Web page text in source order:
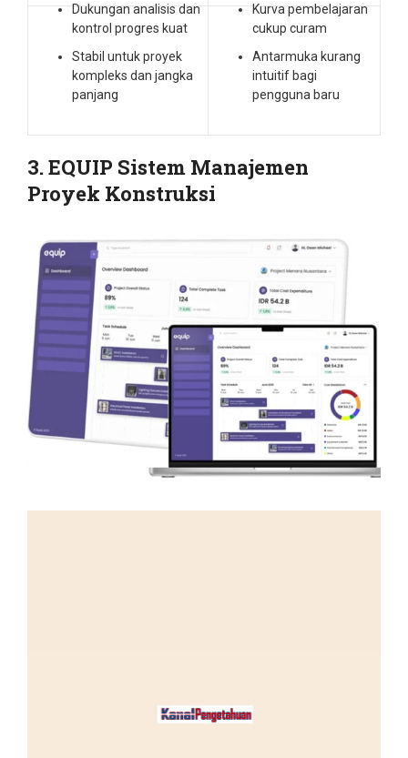
Dukungan analisis dan
kontrol progres kuat
Stabil untuk proyek
kompleks dan jangka
panjang
Kurva pembelajaran
cukup curam
Antarmuka kurang
intuitif bagi
pengguna baru
3. EQUIP Sistem Manajemen
Proyek Konstruksi